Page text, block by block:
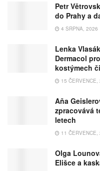
Petr
do Prahy a
4 SRPNA, 2026
Lenka
Dermacol
kostýmech
15 ČERVENCE,
Aňa
zpracovává
letech
11 ČERVENCE,
Olga
Elišce a